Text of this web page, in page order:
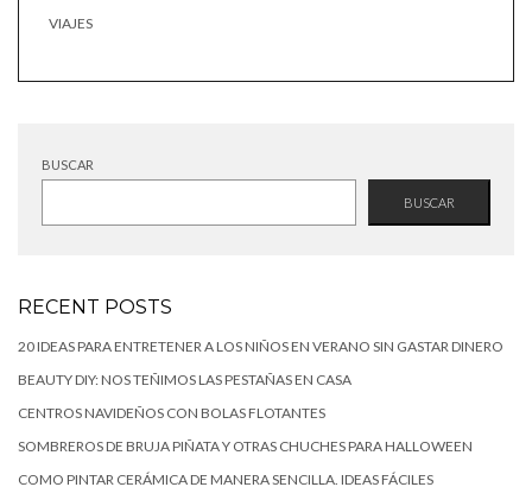
VIAJES
BUSCAR
BUSCAR
RECENT POSTS
20 IDEAS PARA ENTRETENER A LOS NIÑOS EN VERANO SIN GASTAR DINERO
BEAUTY DIY: NOS TEÑIMOS LAS PESTAÑAS EN CASA
CENTROS NAVIDEÑOS CON BOLAS FLOTANTES
SOMBREROS DE BRUJA PIÑATA Y OTRAS CHUCHES PARA HALLOWEEN
COMO PINTAR CERÁMICA DE MANERA SENCILLA. IDEAS FÁCILES